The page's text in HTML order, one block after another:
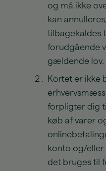
og må ikke
kan
tilbagekaldes
forudgående
gældende lov.
Kortet er ikke
forpligter dig
køb af varer
konto og/eller
det bruges til